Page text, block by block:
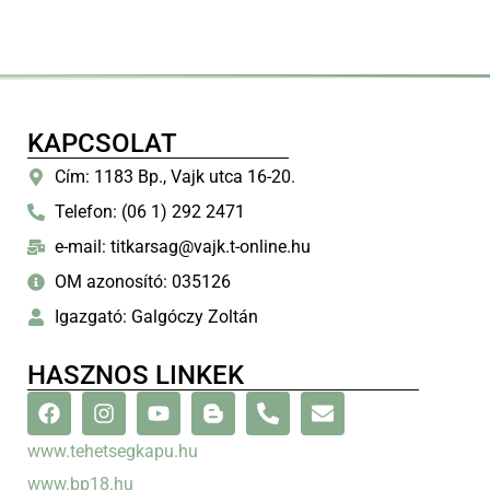
KAPCSOLAT
Cím: 1183 Bp., Vajk utca 16-20.
Telefon: (06 1) 292 2471
e-mail: titkarsag@vajk.t-online.hu
OM azonosító: 035126
Igazgató: Galgóczy Zoltán
HASZNOS LINKEK
www.tehetsegkapu.hu
www.bp18.hu